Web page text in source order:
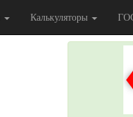
Калькуляторы